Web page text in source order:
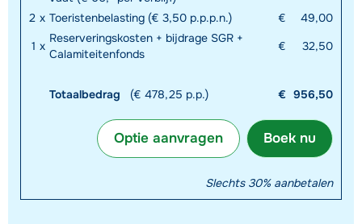
2 x Toeristenbelasting (€ 3,50 p.p.p.n.) €
49,00
1 x
Reserveringskosten + bijdrage SGR +
Calamiteitenfonds
€ 32,50
Totaalbedrag (€ 478,25 p.p.) € 956,50
Boek nu
Optie aanvragen
Slechts 30% aanbetalen